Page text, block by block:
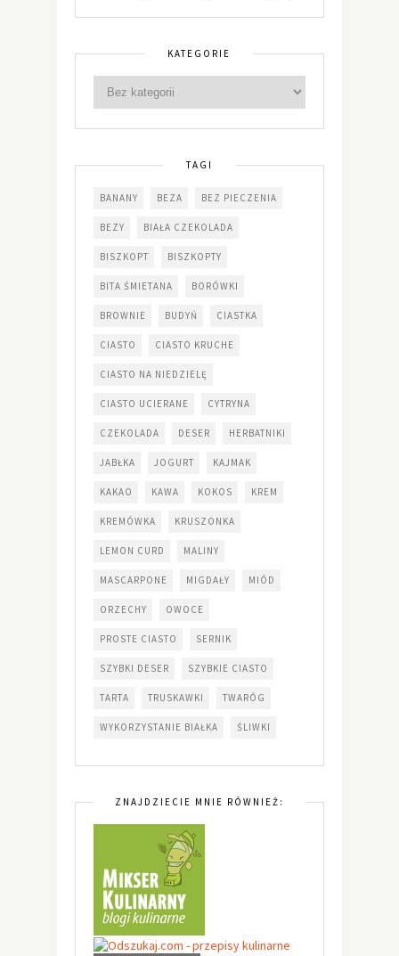
KATEGORIE
TAGI
BANANY BEZA BEZ PIECZENIA
BEZY BIAŁA CZEKOLADA
BISZKOPT BISZKOPTY
BITA ŚMIETANA BORÓWKI
BROWNIE BUDYŃ CIASTKA
CIASTO CIASTO KRUCHE
CIASTO NA NIEDZIELĘ
CIASTO UCIERANE CYTRYNA
CZEKOLADA DESER HERBATNIKI
JABŁKA JOGURT KAJMAK
KAKAO KAWA KOKOS KREM
KREMÓWKA KRUSZONKA
LEMON CURD MALINY
MASCARPONE MIGDAŁY MIÓD
ORZECHY OWOCE
PROSTE CIASTO SERNIK
SZYBKI DESER SZYBKIE CIASTO
TARTA TRUSKAWKI TWARÓG
WYKORZYSTANIE BIAŁKA ŚLIWKI
ZNAJDZIECIE MNIE RÓWNIEŻ: